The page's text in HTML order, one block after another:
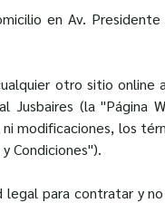
en Av.
otro sitio online
(la "Página
modificaciones, los
Condiciones").
legal para contratar y